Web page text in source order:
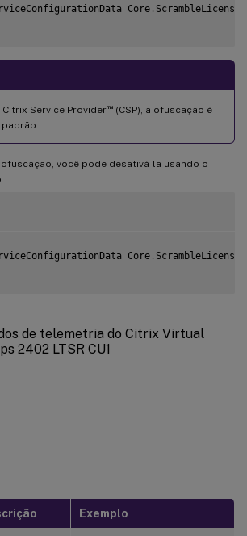
Core .
Citrix Service Provider™(CSP), a ofuscação é
você pode desativá-la usando o
Core .
de telemetria do Citrix Virtual
2402 LTSR CU1
Exemplo